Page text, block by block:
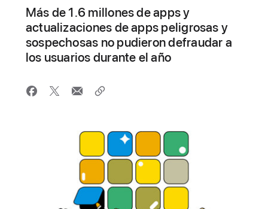
Más de 1.6 millones de apps y
actualizaciones de apps peligrosas y
sospechosas no pudieron defraudar a
los usuarios durante el año